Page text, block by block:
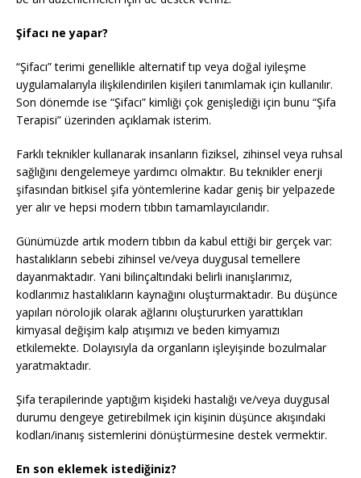
Şifacı ne yapar?
“Şifacı” terimi genellikle alternatif tıp veya doğal iyileşme
uygulamalarıyla ilişkilendirilen kişileri tanımlamak için kullanılır.
Son dönemde ise “Şifacı” kimliği çok genişlediği için bunu “Şifa
Terapisi” üzerinden açıklamak isterim.
Farklı teknikler kullanarak insanların fiziksel, zihinsel veya ruhsal
sağlığını dengelemeye yardımcı olmaktır. Bu teknikler enerji
şifasından bitkisel şifa yöntemlerine kadar geniş bir yelpazede
yer alır ve hepsi modern tıbbın tamamlayıcılarıdır.
Günümüzde artık modern tıbbın da kabul ettiği bir gerçek var:
hastalıkların sebebi zihinsel ve/veya duygusal temellere
dayanmaktadır. Yani bilinçaltındaki belirli inanışlarımız,
kodlarımız hastalıkların kaynağını oluşturmaktadır. Bu düşünce
yapıları nörolojik olarak ağlarını oluştururken yarattıkları
kimyasal değişim kalp atışımızı ve beden kimyamızı
etkilemekte. Dolayısıyla da organların işleyişinde bozulmalar
yaratmaktadır.
Şifa terapilerinde yaptığım kişideki hastalığı ve/veya duygusal
durumu dengeye getirebilmek için kişinin düşünce akışındaki
kodları/inanış sistemlerini dönüştürmesine destek vermektir.
En son eklemek istediğiniz?